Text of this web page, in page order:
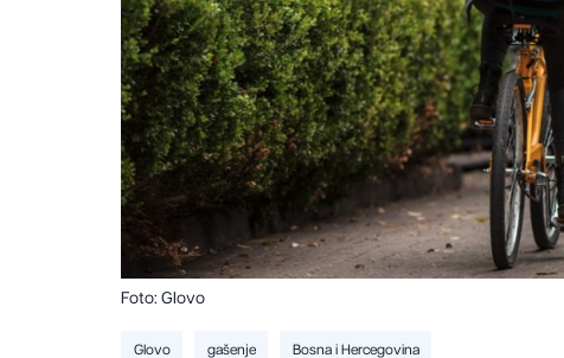
Foto: Glovo
Glovo gašenje Bosna i Hercegovina